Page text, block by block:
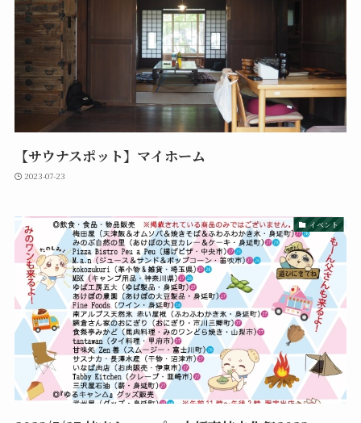
【サウナスポット】マイホーム
2023-07-23
イベント